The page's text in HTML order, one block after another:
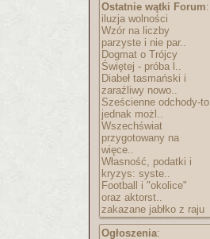
Ostatnie wątki Forum:
iluzja wolności
Wzór na liczby
parzyste i nie par..
Dogmat o Trójcy
Świętej - próba l..
Diabeł tasmański i
zaraźliwy nowo..
Sześcienne odchody-to
jednak możl..
Wszechświat
przygotowany na
więce..
Własność, podatki i
kryzys: syste..
Football i "okolice"
oraz aktorst..
zakazane jabłko z raju
Ogłoszenia: